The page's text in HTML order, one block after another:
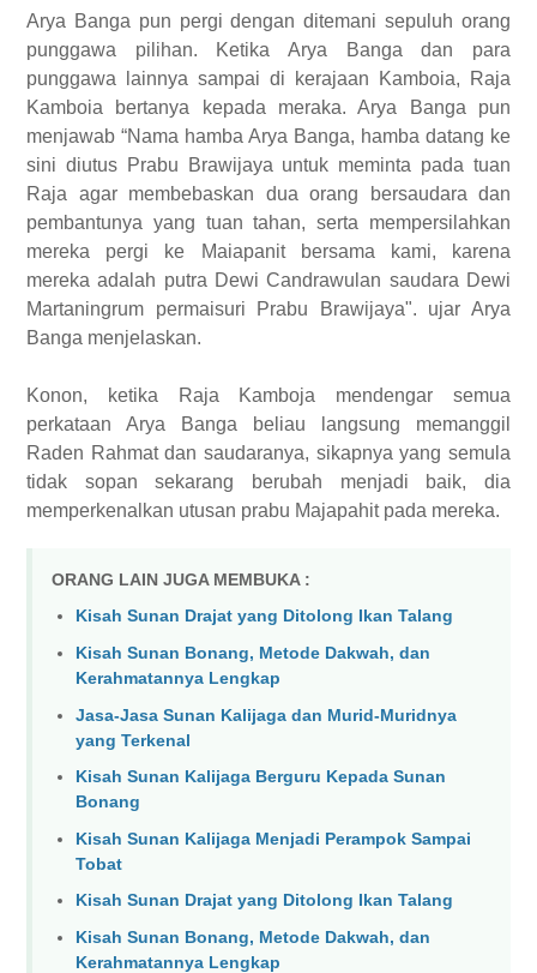
Arya Banga pun pergi dengan ditemani sepuluh orang
punggawa pilihan. Ketika Arya Banga dan para
punggawa lainnya sampai di kerajaan Kamboia, Raja
Kamboia bertanya kepada meraka. Arya Banga pun
menjawab “Nama hamba Arya Banga, hamba datang ke
sini diutus Prabu Brawijaya untuk meminta pada tuan
Raja agar membebaskan dua orang bersaudara dan
pembantunya yang tuan tahan, serta mempersilahkan
mereka pergi ke Maiapanit bersama kami, karena
mereka adalah putra Dewi Candrawulan saudara Dewi
Martaningrum permaisuri Prabu Brawijaya". ujar Arya
Banga menjelaskan.
Konon, ketika Raja Kamboja mendengar semua
perkataan Arya Banga beliau langsung memanggil
Raden Rahmat dan saudaranya, sikapnya yang semula
tidak sopan sekarang berubah menjadi baik, dia
memperkenalkan utusan prabu Majapahit pada mereka.
ORANG LAIN JUGA MEMBUKA :
Kisah Sunan Drajat yang Ditolong Ikan Talang
Kisah Sunan Bonang, Metode Dakwah, dan
Kerahmatannya Lengkap
Jasa-Jasa Sunan Kalijaga dan Murid-Muridnya
yang Terkenal
Kisah Sunan Kalijaga Berguru Kepada Sunan
Bonang
Kisah Sunan Kalijaga Menjadi Perampok Sampai
Tobat
Kisah Sunan Drajat yang Ditolong Ikan Talang
Kisah Sunan Bonang, Metode Dakwah, dan
Kerahmatannya Lengkap